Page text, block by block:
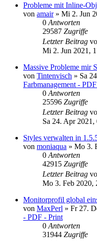
Probleme mit Inline-
von amair» Mi 2. Jun
0 Antworten
29587 Zugriffe
Letzter Beitrag
Mi 2. Jun 2021,
Massive Probleme mir
von Tintenvisch » Sa
Farbmanagement -
0 Antworten
25596 Zugriffe
Letzter Beitrag
Sa 24. Apr 2021,
Styles verwalten in
von moniaqua » Mo 3.
0 Antworten
42915 Zugriffe
Letzter Beitrag
Mo 3. Feb 2020,
Monitorprofil global
von MaxPerl » Fr 27.
- PDF - Print
0 Antworten
31944 Zugriffe